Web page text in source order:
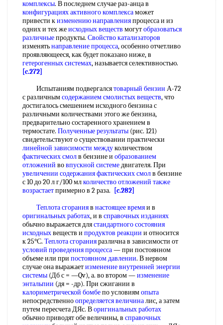
комплексы. В последнем случае раз-анца в
конфигурациях активного комплексаможет
привести кизменению направленияпроцесса и из
одних и тех жеисходных веществ могутобразоваться
различныепродукты. Свойство катализаторов
изменятьнаправление процесса, особенно отчетливо
проявляющееся, как будет показано ниже, в
гетерогенных системах, называется селективностью.
[c.272]
Испытаниям подвергалсятоварный бензин А-72
с различнымсодержанием смолистых веществ, что
достигалось смешением исходного бензина с
различными количествами этого же бензина,
предварительно состаренного хранением в
термостате. Полученные результаты (рис. 121)
свидетельствуют о существовании практически
линейной зависимости междуколичеством
фактических смолв бензине и образованием
отложений вовпускной системедвигателя. При
увеличении содержанияфактических смолв бензине
с 10 до 20 л г/100 млколичество отложений также
возрастаетпримерно в 2 раза.
[c.282]
Теплота сгоранияв настоящее времяи в
оригинальных работах, и в справочных изданиях
обычно выражается длястандартного состояния
исходныхвеществ и продуктов реакции и относится
к 25°С. Теплота сгоранияразлична в зависимости от
условий проведения процесса— при постоянном
объеме или при постоянном давлении. В нервом
случае она выражаетизменение внутренней энергии
системы (Дб с = —Qv), а. во втором —изменение
энтальпии (дя = -др). При сжигании в
калориметрической бомбепо условиямопыта
непосредственноопределяется величиналис, а затем
путем пересчета ДЯс. Воригинальных работах
обычно приводят обе величины, в справочных